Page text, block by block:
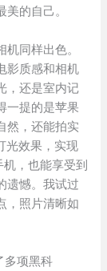
的自己。
同样出色。
影质感和相机
，还是室内记
一提的是苹果
然，还能拍实
光效果，实现
，也能享受到
遗憾。我试过
，照片清晰如
多项黑科